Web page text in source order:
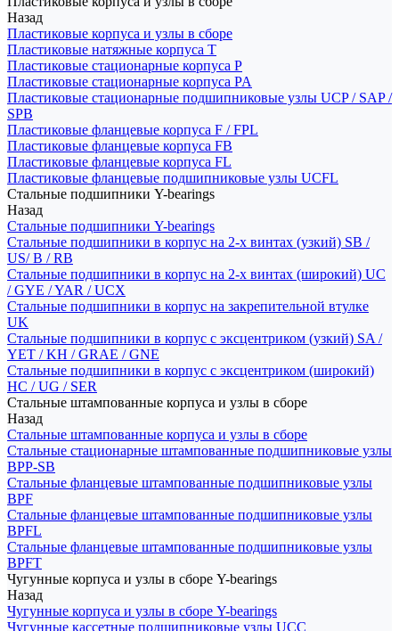
Назад
Пластиковые корпуса и узлы в сборе
Пластиковые натяжные корпуса T
Пластиковые стационарные корпуса P
Пластиковые стационарные корпуса PA
Пластиковые стационарные подшипниковые узлы UCP / SAP /
SPB
Пластиковые фланцевые корпуса F / FPL
Пластиковые фланцевые корпуса FB
Пластиковые фланцевые корпуса FL
Пластиковые фланцевые подшипниковые узлы UCFL
Стальные подшипники Y-bearings
Назад
Стальные подшипники Y-bearings
Стальные подшипники в корпус на 2-х винтах (узкий) SB /
US/ B / RB
Стальные подшипники в корпус на 2-х винтах (широкий) UC
/ GYE / YAR / UCX
Стальные подшипники в корпус на закрепительной втулке
UK
Стальные подшипники в корпус с эксцентриком (узкий) SA /
YET / KH / GRAE / GNE
Стальные подшипники в корпус с эксцентриком (широкий)
HC / UG / SER
Стальные штампованные корпуса и узлы в сборе
Назад
Стальные штампованные корпуса и узлы в сборе
Стальные стационарные штампованные подшипниковые узлы
BPP-SB
Стальные фланцевые штампованные подшипниковые узлы
BPF
Стальные фланцевые штампованные подшипниковые узлы
BPFL
Стальные фланцевые штампованные подшипниковые узлы
BPFT
Чугунные корпуса и узлы в сборе Y-bearings
Назад
Чугунные корпуса и узлы в сборе Y-bearings
Чугунные кассетные подшипниковые узлы UCC